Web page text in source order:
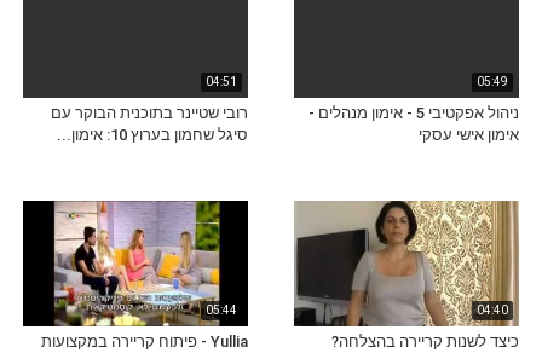
05:49
ניהול אפקטיבי 5 - אימון מנהלים -
אימון אישי עסקי
04:51
רובי שטיינר בתוכנית הבוקר עם
סיגל שחמון בערוץ 10: אימון...
04:40
כיצד לשנות קריירה בהצלחה?
05:44
Yullia - פיתוח קריירה במקצועות